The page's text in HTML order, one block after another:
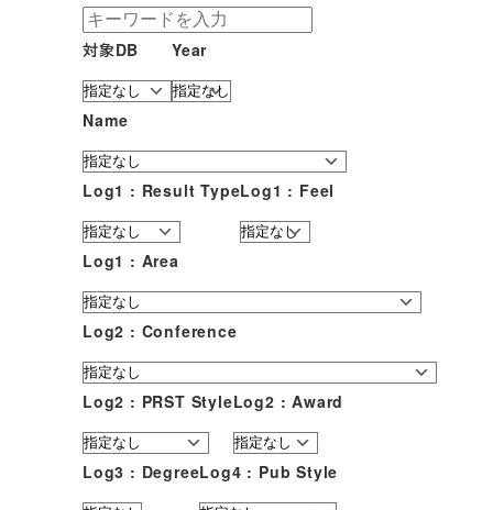
対象DB Year
Name
Log1 : Result TypeLog1 : Feel
Log1 : Area
Log2 : Conference
Log2 : PRST StyleLog2 : Award
Log3 : DegreeLog4 : Pub Style